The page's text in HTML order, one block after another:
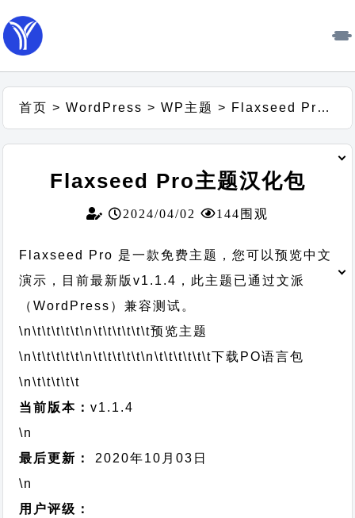
首页 >WordPress >WP主题 > Flaxseed Pro主题汉化包
Flaxseed Pro主题汉化包
2024/04/02 144围观
Flaxseed Pro 是一款免费主题，您可以预览中文
演示，目前最新版v1.1.4，此主题已通过文派
（WordPress）兼容测试。
\n\t\t\t\t\t\n\t\t\t\t\t\t预览主题
\n\t\t\t\t\t\n\t\t\t\t\t\n\t\t\t\t\t\t下载PO语言包
\n\t\t\t\t\t
当前版本：v1.1.4
\n
最后更新：
2020年10月03日
\n
用户评级：